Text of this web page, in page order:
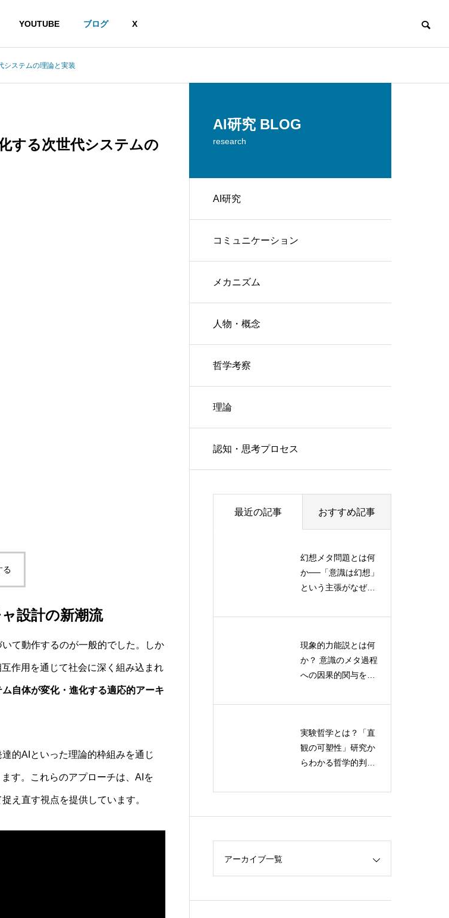
YOUTUBE ブログ X
のゆらぎと限界
に潜む構造的並行関係を読み解く
システムの理論と実装
する次世代システムの
る
設計の新潮流
て動作するのが一般的でした。しか
作用を通じて社会に深く組み込まれ
自体が変化・進化する適応的アーキ
的AIといった理論的枠組みを通じ
す。これらのアプローチは、AIを
え直す視点を提供しています。
AI研究 BLOG
research
AI研究
コミュニケーション
メカニズム
人物・概念
哲学考察
理論
認知・思考プロセス
最近の記事 おすすめ記事
幻想メタ問題とは何
か──「意識は幻想」
という主張がなぜ受
認知科学から読み解
現象的力能説とは何
か？ 意識のメタ過程
への因果的関与を検
実験哲学とは？「直
観の可塑性」研究か
らわかる哲学的判断
無意識的AIと自発的
言語生成：哲学・認
知科学的検証
人間とAIの共進化：
マルチエージェント
環境における理論的
のメカニズム
人間中心主義を超え
て：機械論的存在論
が示すAI・自然との
アーカイブ一覧